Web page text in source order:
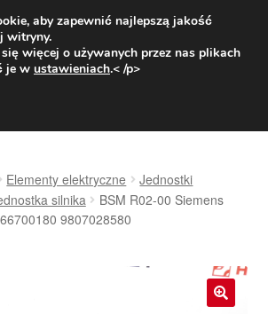
od 31 zł
9:00-16:00800 003 167
Elementy elektryczne
Jednostki
silnika
BSM R02-00 Siemens
9807028580
aby zapewnić najlepszą jakość
witryny.
więcej o używanych przez nas plikach
je w ustawieniach.< /p>